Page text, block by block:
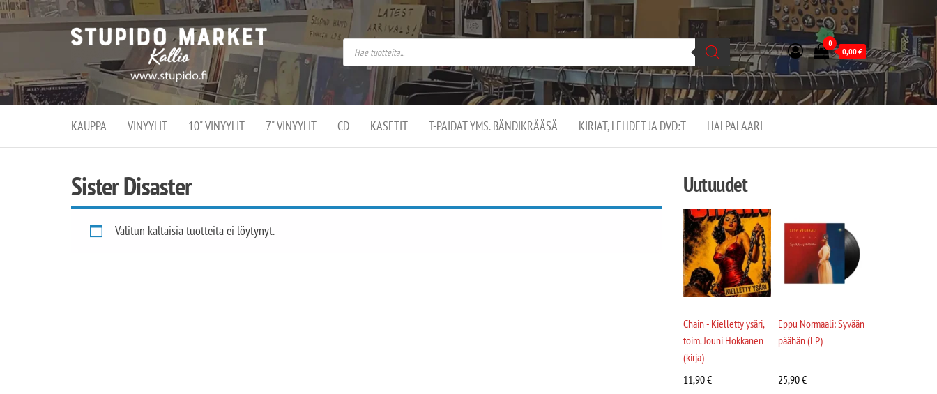
Stupido
Market –
verkossa
ja
kivijalassa
Stupido Market on
vaihtoehtomusaan
erikoistunut
verkko- sekä
kivijalkakauppa
Helsingissä
Kallion
0
0,00€
KAUPPA VINYYLIT 10" VINYYLIT 7" VINYYLIT CD KASETIT T-PAIDAT YMS. BÄNDIKRÄÄSÄ KIRJAT, LEHDET JA DVD:T HALPALAARI
Sister Disaster
Valitun kaltaisia tuotteita ei löytynyt.
Uutuudet
Chain - Kielletty ysäri,
toim. Jouni Hokkanen
(kirja)
11,90€
Eppu Normaali: Syvään
päähän (LP)
25,90€